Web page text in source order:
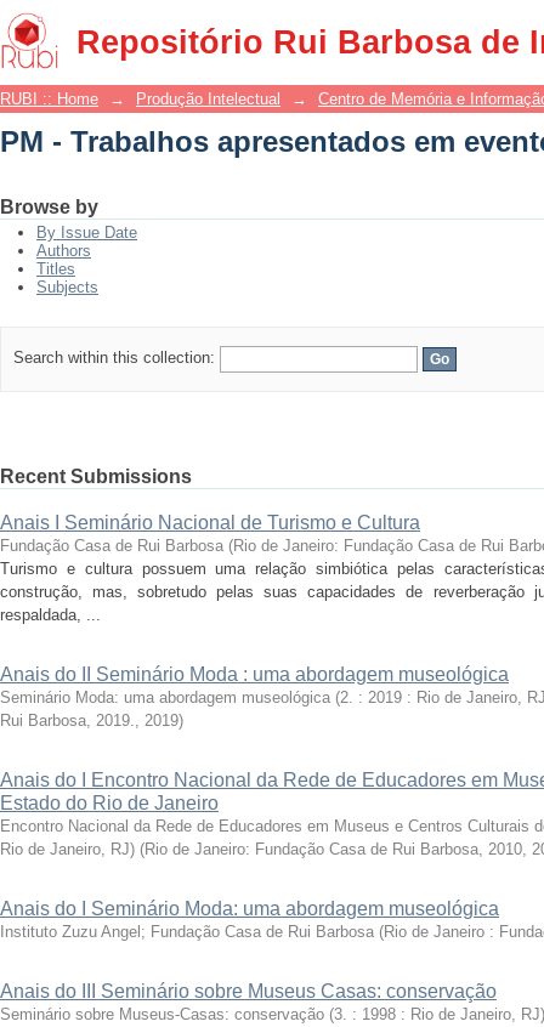
Repositório Rui Barbosa de
PM - Trabalhos apresentados em
RUBI :: Home → Produção Intelectual → Centro de Memória e
PM - Trabalhos apresentados em
Browse by
By Issue Date
Authors
Titles
Subjects
Search within this collection:
Recent Submissions
Anais I Seminário Nacional de Turismo e Cultura
Fundação Casa de Rui Barbosa (Rio de Janeiro: Fundação Casa de Rui
Turismo e cultura possuem uma relação simbiótica pelas
construção, mas, sobretudo pelas suas capacidades de reverberação
respaldada, ...
Anais do II Seminário Moda : uma abordagem museológica
Seminário Moda: uma abordagem museológica (2. : 2019 : Rio de Janeiro,
Rui Barbosa, 2019., 2019)
Anais do I Encontro Nacional da Rede de Educadores em
Estado do Rio de Janeiro
Encontro Nacional da Rede de Educadores em Museus e Centros Culturais
Rio de Janeiro, RJ) (Rio de Janeiro: Fundação Casa de Rui Barbosa, 2010,
Anais do I Seminário Moda: uma abordagem museológica
Instituto Zuzu Angel; Fundação Casa de Rui Barbosa (Rio de Janeiro :
Anais do III Seminário sobre Museus Casas: conservação
Seminário sobre Museus-Casas: conservação (3. : 1998 : Rio de Janeiro, RJ)